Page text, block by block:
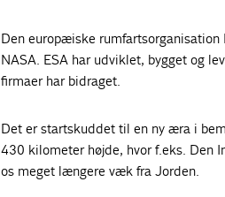
Den europæiske
NASA. ESA har udviklet, bygget og
firmaer har bidraget.
Det er startskuddet til en ny æra i
430 kilometer højde, hvor f.eks. Den
os meget længere væk fra Jorden.